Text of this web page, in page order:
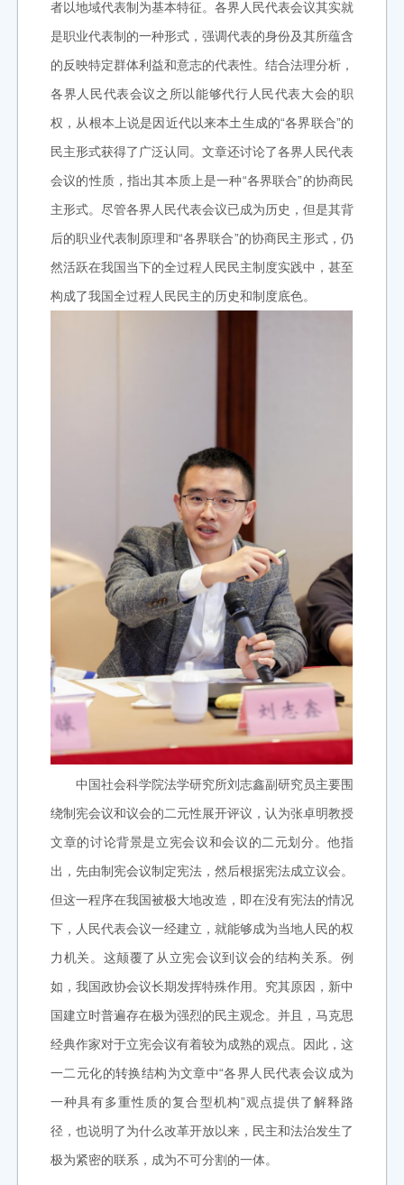
者以地域代表制为基本特征。各界人民代表会议其实就
是职业代表制的一种形式，强调代表的身份及其所蕴含
的反映特定群体利益和意志的代表性。结合法理分析，
各界人民代表会议之所以能够代行人民代表大会的职
权，从根本上说是因近代以来本土生成的“各界联合”的
民主形式获得了广泛认同。文章还讨论了各界人民代表
会议的性质，指出其本质上是一种“各界联合”的协商民
主形式。尽管各界人民代表会议已成为历史，但是其背
后的职业代表制原理和“各界联合”的协商民主形式，仍
然活跃在我国当下的全过程人民民主制度实践中，甚至
构成了我国全过程人民民主的历史和制度底色。
中国社会科学院法学研究所刘志鑫副研究员主要围
绕制宪会议和议会的二元性展开评议，认为张卓明教授
文章的讨论背景是立宪会议和会议的二元划分。他指
出，先由制宪会议制定宪法，然后根据宪法成立议会。
但这一程序在我国被极大地改造，即在没有宪法的情况
下，人民代表会议一经建立，就能够成为当地人民的权
力机关。这颠覆了从立宪会议到议会的结构关系。例
如，我国政协会议长期发挥特殊作用。究其原因，新中
国建立时普遍存在极为强烈的民主观念。并且，马克思
经典作家对于立宪会议有着较为成熟的观点。因此，这
一二元化的转换结构为文章中“各界人民代表会议成为
一种具有多重性质的复合型机构”观点提供了解释路
径，也说明了为什么改革开放以来，民主和法治发生了
极为紧密的联系，成为不可分割的一体。